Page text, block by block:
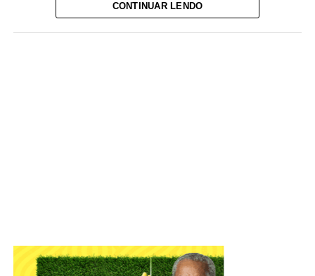
Após o atendimento, os pertences serão
CONTINUAR LENDO